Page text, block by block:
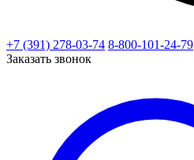
+7 (391) 278-03-74 8-800-101-24-79
Заказать звонок